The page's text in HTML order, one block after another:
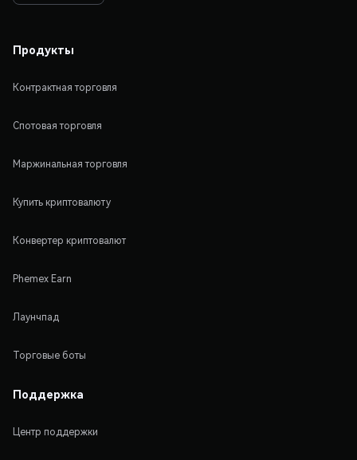
Продукты
Контрактная торговля
Спотовая торговля
Маржинальная торговля
Купить криптовалюту
Конвертер криптовалют
Phemex Earn
Лаунчпад
Торговые боты
Поддержка
Центр поддержки